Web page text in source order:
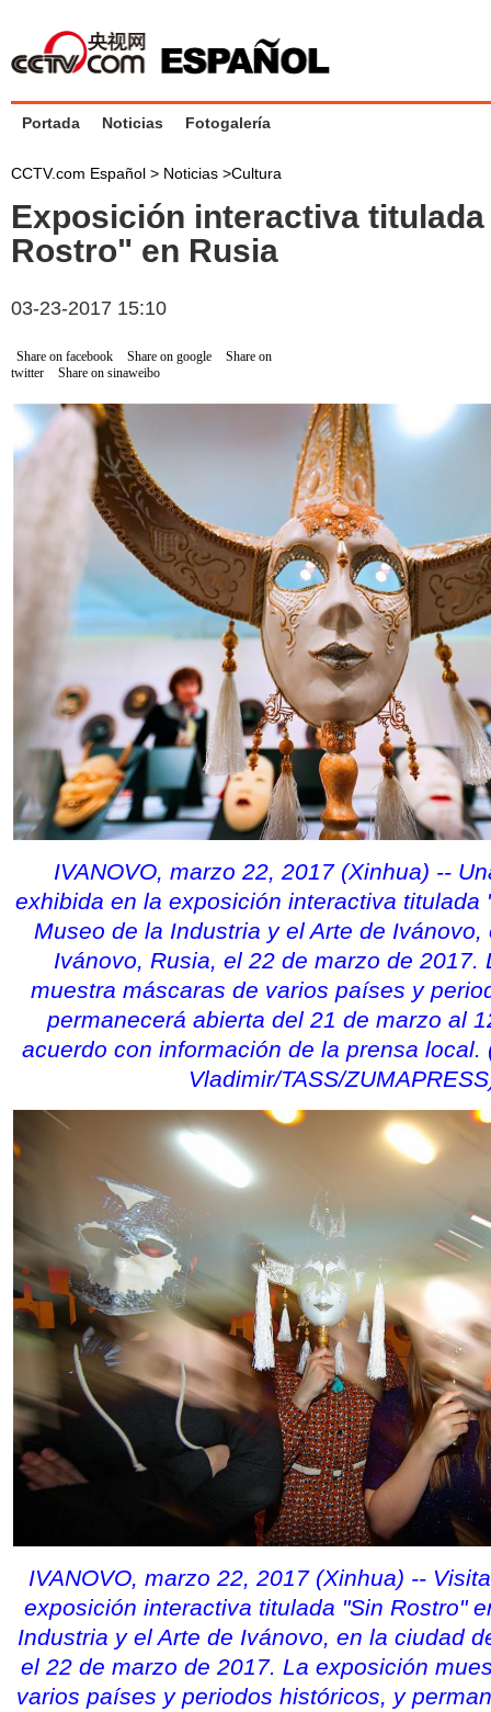
Portada Noticias Fotogalería
CCTV.com Español > Noticias >Cultura
Exposición interactiva
Rostro" en Rusia
03-23-2017 15:10
Share on facebook Share on google
Share on
twitter
Share on sinaweibo
IVANOVO, marzo 22, 2017 (Xinhua) --
exhibida en la exposición interactiva titulada
Museo de la Industria y el Arte de
Ivánovo, Rusia, el 22 de marzo de 2017.
muestra máscaras de varios países y
permanecerá abierta del 21 de marzo al
acuerdo con información de la prensa local.
Vladimir/TASS/
IVANOVO, marzo 22, 2017 (Xinhua) --
exposición interactiva titulada "Sin Rostro"
Industria y el Arte de Ivánovo, en la ciudad
el 22 de marzo de 2017. La exposición
varios países y periodos históricos, y